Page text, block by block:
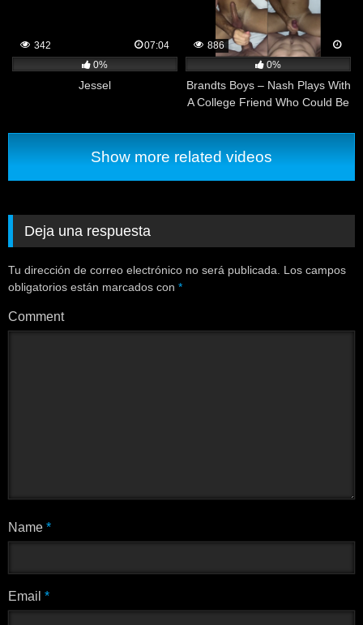
342
07:04
0%
Jessel
886
0%
Brandts Boys – Nash Plays With
A College Friend Who Could Be
Show more related videos
Deja una respuesta
Tu dirección de correo electrónico no será publicada.
Los campos
obligatorios están marcados con *
Comment
Name *
Email *